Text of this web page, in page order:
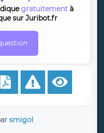
gratuitement à
sur Juribot.fr
smigol